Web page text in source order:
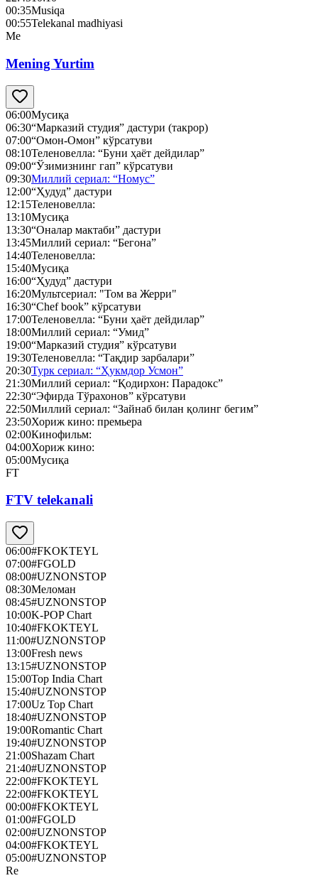
00:35Musiqa
00:55Telekanal madhiyasi
Me
Mening Yurtim
06:00Мусиқа
06:30“Марказий студия” дастури (такрор)
07:00“Омон-Омон” кўрсатуви
08:10Теленовелла: “Буни ҳаёт дейдилар”
09:00“Ўзимизнинг гап” кўрсатуви
09:30Миллий сериал: “Номус”
12:00“Ҳудуд” дастури
12:15Теленовелла:
13:10Мусиқа
13:30“Оналар мактаби” дастури
13:45Миллий сериал: “Бегона”
14:40Теленовелла:
15:40Мусиқа
16:00“Ҳудуд” дастури
16:20Мультсериал: "Том ва Жерри"
16:30“Chef book” кўрсатуви
17:00Теленовелла: “Буни ҳаёт дейдилар”
18:00Миллий сериал: “Умид”
19:00“Марказий студия” кўрсатуви
19:30Теленовелла: “Тақдир зарбалари”
20:30Турк сериал: “Ҳукмдор Усмон”
21:30Миллий сериал: “Қодирхон: Парадокс”
22:30“Эфирда Тўрахонов” кўрсатуви
22:50Миллий сериал: “Зайнаб билан қолинг бегим”
23:50Хориж кино: премьера
02:00Кинофильм:
04:00Хориж кино:
05:00Мусиқа
FT
FTV telekanali
06:00#FKOKTEYL
07:00#FGOLD
08:00#UZNONSTOP
08:30Меломан
08:45#UZNONSTOP
10:00K-POP Chart
10:40#FKOKTEYL
11:00#UZNONSTOP
13:00Fresh news
13:15#UZNONSTOP
15:00Top India Chart
15:40#UZNONSTOP
17:00Uz Top Chart
18:40#UZNONSTOP
19:00Romantic Chart
19:40#UZNONSTOP
21:00Shazam Chart
21:40#UZNONSTOP
22:00#FKOKTEYL
22:00#FKOKTEYL
00:00#FKOKTEYL
01:00#FGOLD
02:00#UZNONSTOP
04:00#FKOKTEYL
05:00#UZNONSTOP
Re